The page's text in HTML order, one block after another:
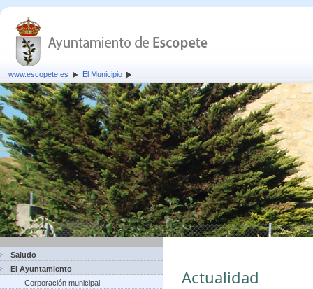
www.escopete.es El Municipio
Saludo
El Ayuntamiento
Corporación municipal
Actualidad